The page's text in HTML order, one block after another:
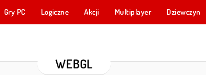
Gry PC Logiczne Akcji Multiplayer Dziewczyn
WEBGL